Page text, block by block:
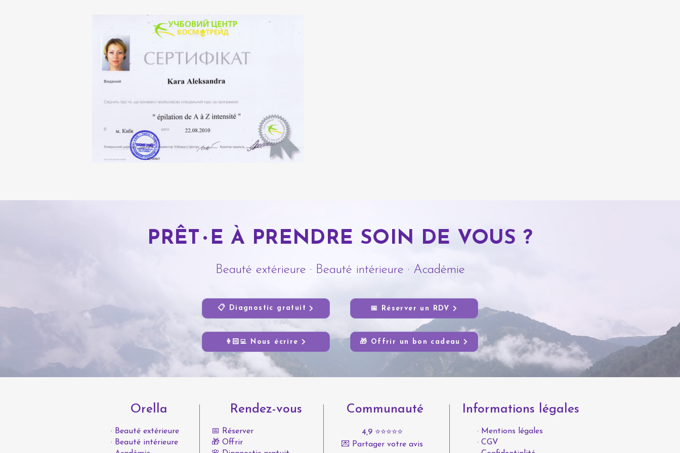
PRÊT • E À PRENDRE SOIN DE VOUS ?
Beauté extérieure · Beauté intérieure · Académie
📋 Diagnostic gratuit
👩🏻‍💻 Nous écrire
📅 Réserver un RDV
🎁 Offrir un bon cadeau
Orella Rendez-vous Communauté Informations légales
· Beauté extérieure
· Beauté intérieure
📅 Réserver
🎁 Offrir
4,9 ⭐⭐⭐⭐⭐
💌 Partager votre avis
· Mentions légales
· CGV